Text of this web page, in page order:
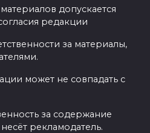
допускается
редакции
за материалы,
может не совпадать с
за содержание
рекламодатель.